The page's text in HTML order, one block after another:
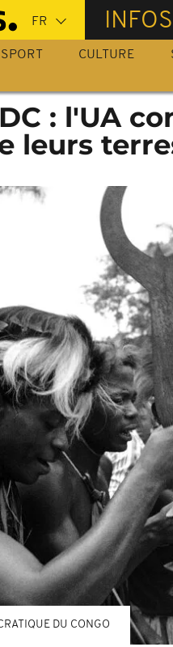
INFOS
SPORT CULTURE
: l'UA
leurs
DU CONGO